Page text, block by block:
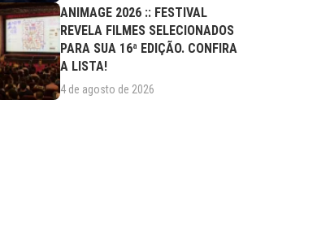
ANIMAGE 2026 :: FESTIVAL
REVELA FILMES SELECIONADOS
PARA SUA 16ª EDIÇÃO. CONFIRA
A LISTA!
4 de agosto de 2026